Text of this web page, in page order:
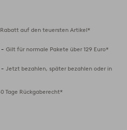
auf den teuersten Artikel*
- Gilt für normale Pakete über 129 Euro*
- Jetzt bezahlen, später bezahlen oder in
Tage Rückgaberecht*